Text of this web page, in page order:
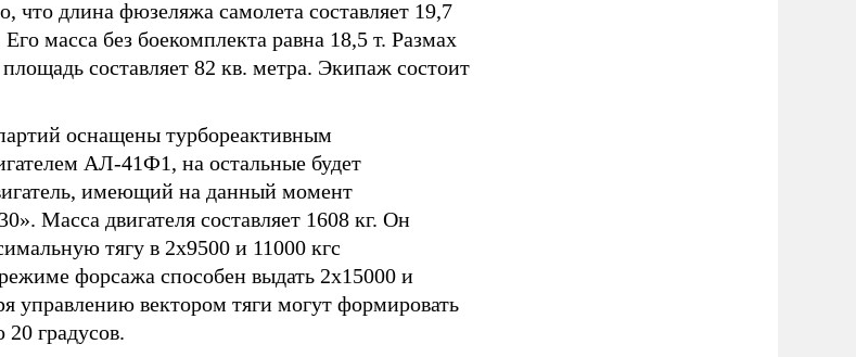
что длина фюзеляжа самолета составляет 19,7
масса без боекомплекта равна 18,5 т. Размах
составляет 82 кв. метра. Экипаж состоит
оснащены турбореактивным
АЛ-41Ф1, на остальные будет
имеющий на данный момент
Масса двигателя составляет 1608 кг. Он
тягу в 2х9500 и 11000 кгс
форсажа способен выдать 2х15000 и
управлению вектором тяги могут формировать
20 градусов.